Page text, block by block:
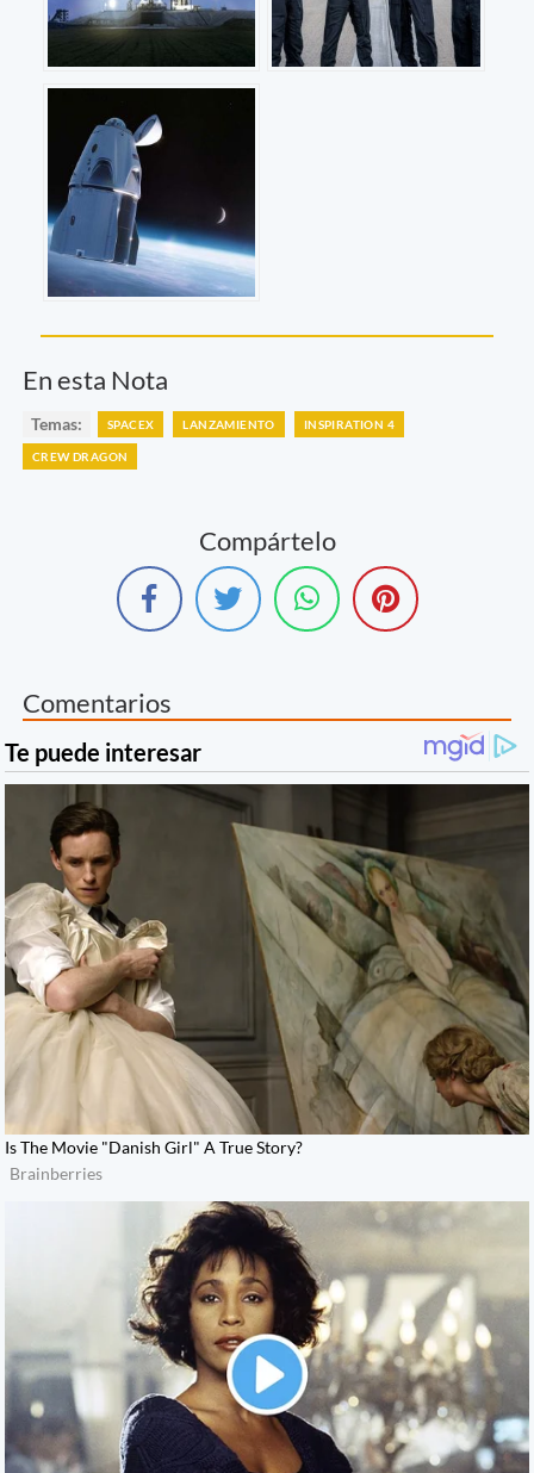
En esta Nota
Temas: SPACEX LANZAMIENTO INSPIRATION 4
CREW DRAGON
Compártelo
Comentarios